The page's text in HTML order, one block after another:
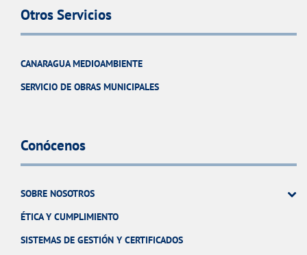
Otros Servicios
CANARAGUA MEDIOAMBIENTE
SERVICIO DE OBRAS MUNICIPALES
Conócenos
SOBRE NOSOTROS
ÉTICA Y CUMPLIMIENTO
SISTEMAS DE GESTIÓN Y CERTIFICADOS